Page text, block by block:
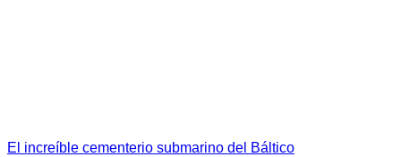
El increíble cementerio submarino del Báltico